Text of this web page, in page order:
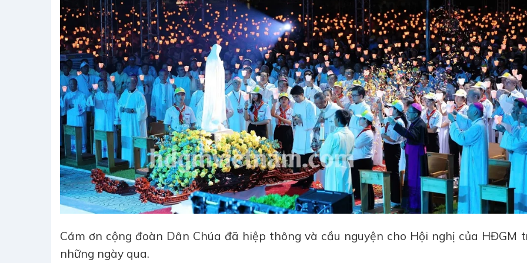
Cám ơn cộng đoàn Dân Chúa đã hiệp thông và cầu nguyện cho Hội nghị của HĐGM
những ngày qua.